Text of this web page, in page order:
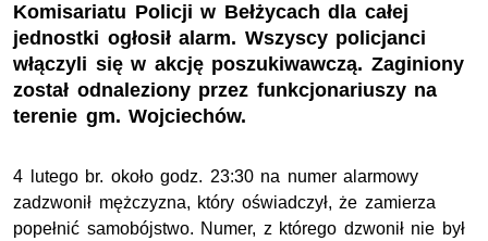
Komisariatu Policji w Bełżycach dla całej
jednostki ogłosił alarm. Wszyscy policjanci
włączyli się w akcję poszukiwawczą. Zaginiony
został odnaleziony przez funkcjonariuszy na
terenie gm. Wojciechów.
4 lutego br. około godz. 23:30 na numer alarmowy
zadzwonił mężczyzna, który oświadczył, że zamierza
popełnić samobójstwo. Numer, z którego dzwonił nie był